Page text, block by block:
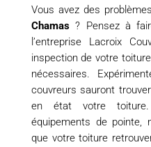
Vous avez des
Chamas? Pensez à
l’entreprise Lacroix
inspection de votre
nécessaires.
couvreurs sauront
en état votre
équipements de pointe,
que votre toiture